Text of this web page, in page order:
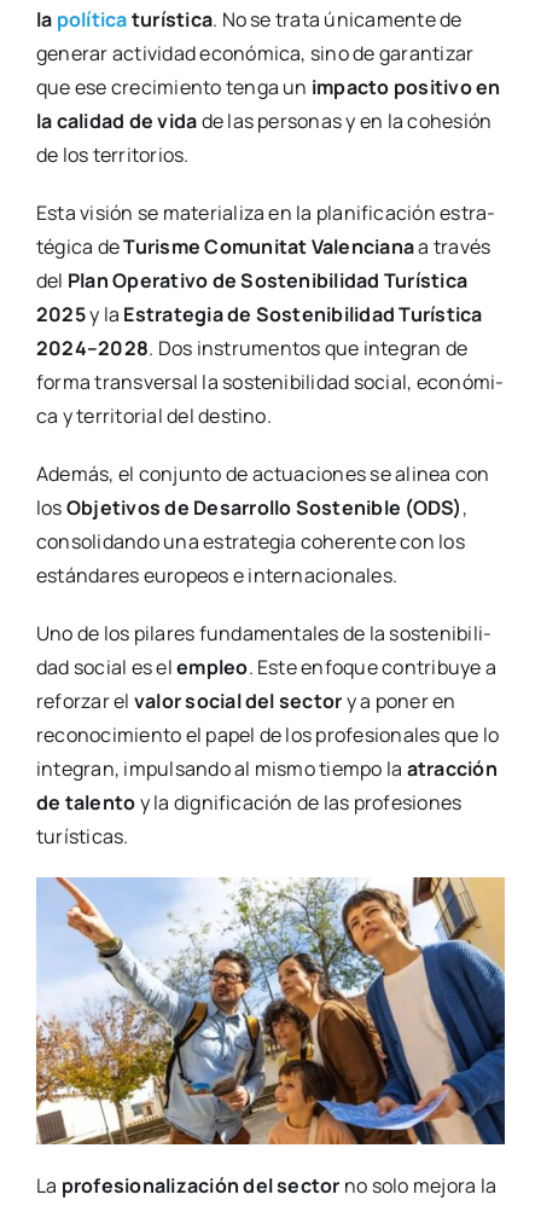
la polí­ti­caturís­ti­ca. No se tra­ta úni­ca­men­te de
gene­rar acti­vi­dad eco­nó­mi­ca, sino de garan­ti­zar
que ese cre­ci­mien­to ten­ga un impac­to posi­ti­vo en
la cali­dad de vidade las per­so­nas y en la cohe­sión
de los terri­to­rios.
Esta visión se mate­ria­li­za en la pla­ni­fi­ca­ción estra­
té­gi­ca deTuris­me Comu­ni­tat Valen­cia­naa tra­vés
del Plan Ope­ra­ti­vo de Sos­te­ni­bi­li­dad Turís­ti­ca
2025y la Estra­te­gia de Sos­te­ni­bi­li­dad Turís­ti­ca
2024–2028. Dos ins­tru­men­tos que inte­gran de
for­ma trans­ver­sal la sos­te­ni­bi­li­dad social, eco­nó­mi­
ca y terri­to­rial del des­tino.
Ade­más, el con­jun­to de actua­cio­nes se ali­nea con
losObje­ti­vos de Desa­rro­llo Sos­te­ni­ble (ODS),
con­so­li­dan­do una estra­te­gia cohe­ren­te con los
están­da­res euro­peos e inter­na­cio­na­les.
Uno de los pila­res fun­da­men­ta­les de la sos­te­ni­bi­li­
dad social es elempleo. Este enfo­que con­tri­bu­ye a
refor­zar el valor social del sec­tory a poner en
reco­no­ci­mien­to el papel de los pro­fe­sio­na­les que lo
inte­gran, impul­san­do al mis­mo tiem­po la atrac­ción
de talen­toy la dig­ni­fi­ca­ción de las pro­fe­sio­nes
turís­ti­cas.
La pro­fe­sio­na­li­za­ción del sec­tor no solo mejo­ra la